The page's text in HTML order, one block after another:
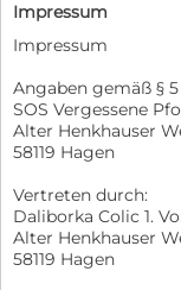
Impressum
Impressum
Angaben gemäß § 5
SOS Vergessene
Alter Henkhauser
58119 Hagen
Vertreten durch:
Daliborka Colic 1.
Alter Henkhauser
58119 Hagen